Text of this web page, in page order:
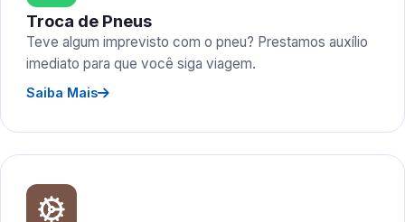
Troca de Pneus
Teve algum imprevisto com o pneu? Prestamos auxílio
imediato para que você siga viagem.
Saiba Mais